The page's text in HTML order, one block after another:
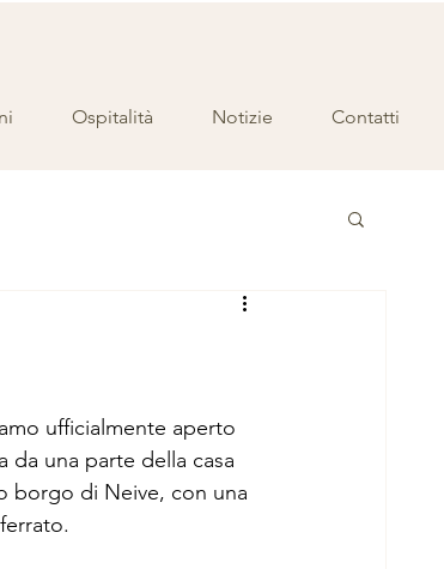
Ospitalità Notizie Contatti
ufficialmente aperto
da una parte della casa
borgo di Neive, con una